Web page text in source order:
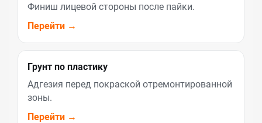
Финиш лицевой стороны после пайки.
Перейти →
Грунт по пластику
Адгезия перед покраской отремонтированной
зоны.
Перейти →